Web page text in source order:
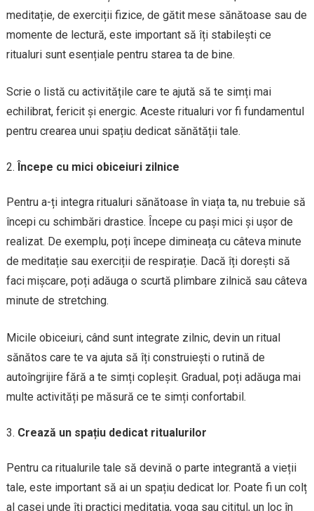
meditație, de exerciții fizice, de gătit mese sănătoase sau de
momente de lectură, este important să îți stabilești ce
ritualuri sunt esențiale pentru starea ta de bine.
Scrie o listă cu activitățile care te ajută să te simți mai
echilibrat, fericit și energic. Aceste ritualuri vor fi fundamentul
pentru crearea unui spațiu dedicat sănătății tale.
Începe cu mici obiceiuri zilnice
Pentru a-ți integra ritualuri sănătoase în viața ta, nu trebuie să
începi cu schimbări drastice. Începe cu pași mici și ușor de
realizat. De exemplu, poți începe dimineața cu câteva minute
de meditație sau exerciții de respirație. Dacă îți dorești să
faci mișcare, poți adăuga o scurtă plimbare zilnică sau câteva
minute de stretching.
Micile obiceiuri, când sunt integrate zilnic, devin un ritual
sănătos care te va ajuta să îți construiești o rutină de
autoîngrijire fără a te simți copleșit. Gradual, poți adăuga mai
multe activități pe măsură ce te simți confortabil.
Crează un spațiu dedicat ritualurilor
Pentru ca ritualurile tale să devină o parte integrantă a vieții
tale, este important să ai un spațiu dedicat lor. Poate fi un colț
al casei unde îți practici meditația, yoga sau cititul, un loc în